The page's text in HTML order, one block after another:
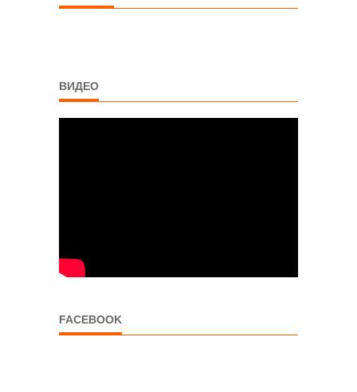
ВИДЕО
FACEBOOK